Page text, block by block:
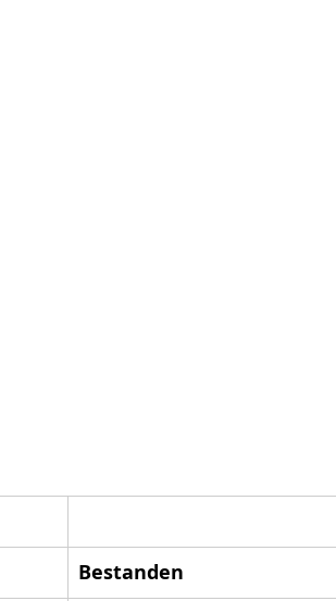
Bestanden